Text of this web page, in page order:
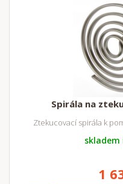
Spirála na
Ztekucovací spirála k
1